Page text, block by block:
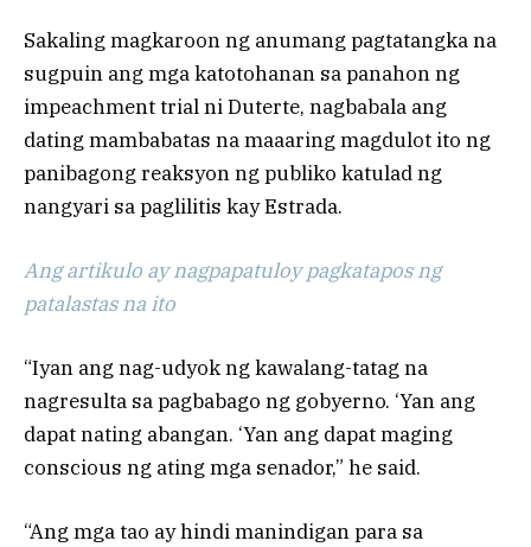
Sakaling magkaroon ng anumang pagtatangka na
sugpuin ang mga katotohanan sa panahon ng
impeachment trial ni Duterte, nagbabala ang
dating mambabatas na maaaring magdulot ito ng
panibagong reaksyon ng publiko katulad ng
nangyari sa paglilitis kay Estrada.
Ang artikulo ay nagpapatuloy pagkatapos ng
patalastas na ito
“Iyan ang nag-udyok ng kawalang-tatag na
nagresulta sa pagbabago ng gobyerno. ‘Yan ang
dapat nating abangan. ‘Yan ang dapat maging
conscious ng ating mga senador,” he said.
“Ang mga tao ay hindi manindigan para sa